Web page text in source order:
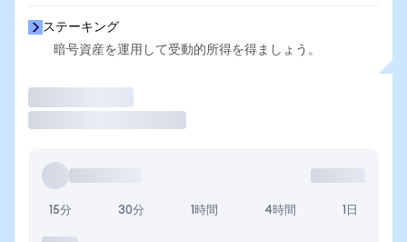
ステーキング
暗号資産を運用して受動的所得を得ましょう。
15分 30分 1時間 4時間 1日